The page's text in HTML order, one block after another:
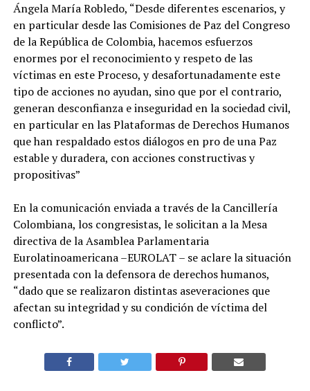
Ángela María Robledo, “Desde diferentes escenarios, y
en particular desde las Comisiones de Paz del Congreso
de la República de Colombia, hacemos esfuerzos
enormes por el reconocimiento y respeto de las
víctimas en este Proceso, y desafortunadamente este
tipo de acciones no ayudan, sino que por el contrario,
generan desconfianza e inseguridad en la sociedad civil,
en particular en las Plataformas de Derechos Humanos
que han respaldado estos diálogos en pro de una Paz
estable y duradera, con acciones constructivas y
propositivas”
En la comunicación enviada a través de la Cancillería
Colombiana, los congresistas, le solicitan a la Mesa
directiva de la Asamblea Parlamentaria
Eurolatinoamericana –EUROLAT – se aclare la situación
presentada con la defensora de derechos humanos,
“dado que se realizaron distintas aseveraciones que
afectan su integridad y su condición de víctima del
conflicto”.